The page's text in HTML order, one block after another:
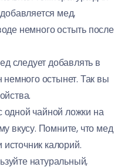
мед,
немного остыть после
следует добавлять в
остынет. Так вы
одной чайной ложки на
вкусу. Помните, что мед
источник калорий.
натуральный,